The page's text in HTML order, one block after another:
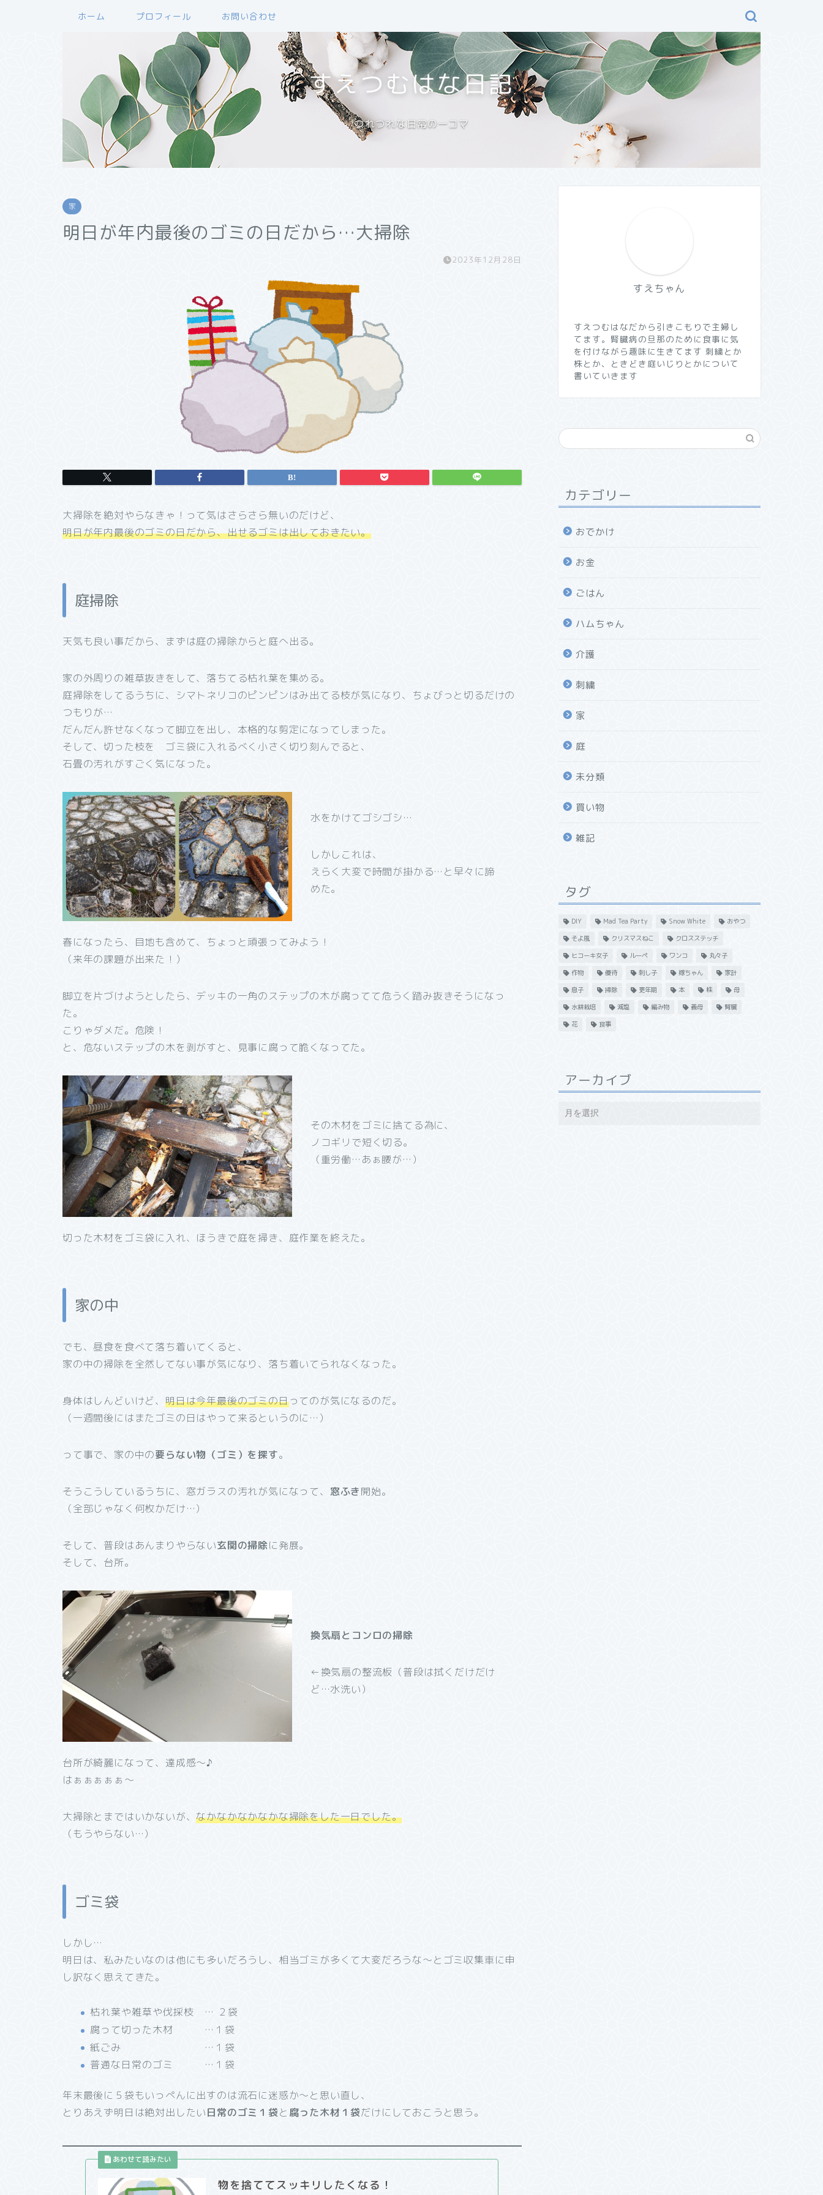
ホーム プロフィール お問い合わせ
すえつむはな日記
つれづれな日常の一コマ
家
明日が年内最後のゴミの日だから…大掃除
2023年12月28日
大掃除を絶対やらなきゃ！って気はさらさら無いのだけど、
明日が年内最後のゴミの日だから、出せるゴミは出しておきたい。
庭掃除
天気も良い事だから、まずは庭の掃除からと庭へ出る。
家の外周りの雑草抜きをして、落ちてる枯れ葉を集める。
庭掃除をしてるうちに、シマトネリコのピンピンはみ出てる枝が気になり、ちょびっと切るだけの
つもりが…
だんだん許せなくなって脚立を出し、本格的な剪定になってしまった。
そして、切った枝を ゴミ袋に入れるべく小さく切り刻んでると、
石畳の汚れがすごく気になった。
水をかけてゴシゴシ…
しかしこれは、
えらく大変で時間が掛かる…と早々に諦
めた。
春になったら、目地も含めて、ちょっと頑張ってみよう！
（来年の課題が出来た！）
脚立を片づけようとしたら、デッキの一角のステップの木が腐ってて危うく踏み抜きそうになっ
た。
こりゃダメだ。危険！
と、危ないステップの木を剥がすと、見事に腐って脆くなってた。
その木材をゴミに捨てる為に、
ノコギリで短く切る。
（重労働…あぁ腰が…）
切った木材をゴミ袋に入れ、ほうきで庭を掃き、庭作業を終えた。
家の中
でも、昼食を食べて落ち着いてくると、
家の中の掃除を全然してない事が気になり、落ち着いてられなくなった。
身体はしんどいけど、 明日は今年最後のゴミの日ってのが気になるのだ。
（一週間後にはまたゴミの日はやって来るというのに…）
って事で、家の中の要らない物（ゴミ）を探す。
そうこうしているうちに、窓ガラスの汚れが気になって、 窓ふき開始。
（全部じゃなく何枚かだけ…）
そして、普段はあんまりやらない玄関の掃除に発展。
そして、台所。
換気扇とコンロの掃除
←換気扇の整流板（普段は拭くだけだけ
ど…水洗い）
台所が綺麗になって、達成感～♪
はぁぁぁぁぁ～
大掃除とまではいかないが、なかなかなかなかな掃除をした一日でした。
（もうやらない…）
ゴミ袋
しかし…
明日は、私みたいなのは他にも多いだろうし、相当ゴミが多くて大変だろうな～とゴミ収集車に申
し訳なく思えてきた。
枯れ葉や雑草や伐採枝 … ２袋
腐って切った木材 …１袋
紙ごみ …１袋
普通な日常のゴミ …１袋
年末最後に５袋もいっぺんに出すのは流石に迷惑か～と思い直し、
とりあえず明日は絶対出したい日常のゴミ１袋と 腐った木材１袋だけにしておこうと思う。
物を捨ててスッキリしたくなる！
すえちゃん
すえつむはなだから引きこもりで主婦し
てます。腎臓病の旦那のために食事に気
を付けながら趣味に生きてます 刺繍とか
株とか、ときどき庭いじりとかについて
書いていきます
カテゴリー
おでかけ
お金
ごはん
ハムちゃん
介護
刺繍
家
庭
未分類
買い物
雑記
タグ
DIY Mad Tea Party Snow White
おやつ
そよ風
クリスマスねこ
クロスステッチ
ヒコーキ女子
ルーペ ワンコ
丸々子
作物
優待 刺し子 嫁ちゃん
家計
息子
掃除 更年期 本 株
母
水耕栽培
減塩 編み物 義母
腎臓
花
食事
アーカイブ